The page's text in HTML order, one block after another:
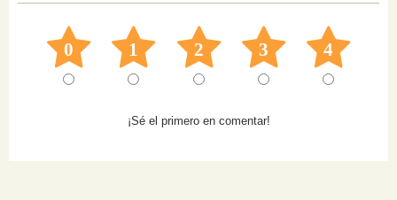
0 1 2 3 4
¡Sé el primero en comentar!